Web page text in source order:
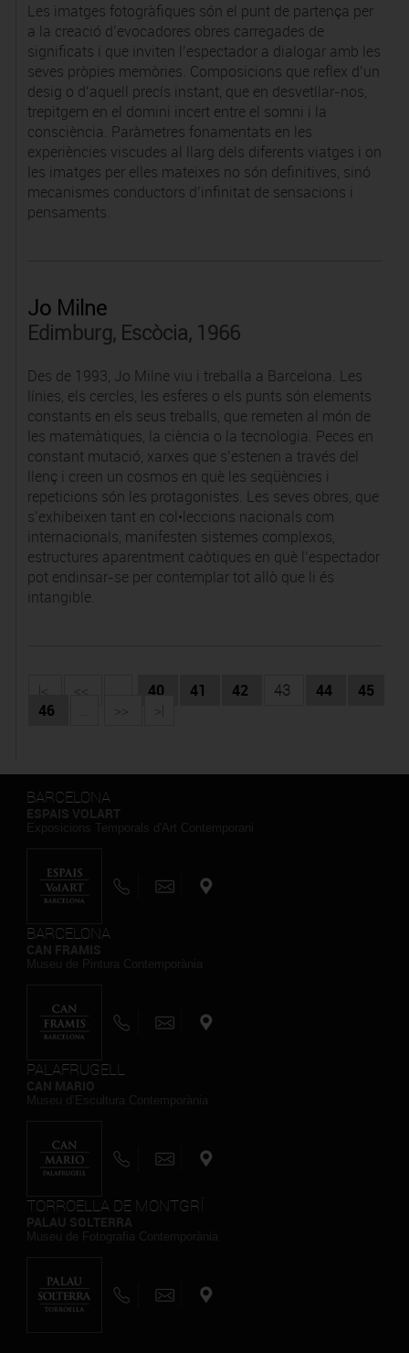
Les imatges fotogràfiques són el punt de partença per
a la creació d’evocadores obres carregades de
significats i que inviten l’espectador a dialogar amb les
seves pròpies memòries. Composicions que reflex d’un
desig o d’aquell precís instant, que en desvetllar-nos,
trepitgem en el domini incert entre el somni i la
consciència. Paràmetres fonamentats en les
experiències viscudes al llarg dels diferents viatges i on
les imatges per elles mateixes no són definitives, sinó
mecanismes conductors d’infinitat de sensacions i
pensaments.
Jo Milne
Edimburg, Escòcia, 1966
Des de 1993, Jo Milne viu i treballa a Barcelona. Les
línies, els cercles, les esferes o els punts són elements
constants en els seus treballs, que remeten al món de
les matemàtiques, la ciència o la tecnologia. Peces en
constant mutació, xarxes que s’estenen a través del
llenç i creen un cosmos en què les seqüències i
repeticions són les protagonistes. Les seves obres, que
s’exhibeixen tant en col•leccions nacionals com
internacionals, manifesten sistemes complexos,
estructures aparentment caòtiques en què l’espectador
pot endinsar-se per contemplar tot allò que li és
intangible.
|< << 40 41 42 43 44
45
46
... >> >|
BARCELONA
BARCELONA
PALAFRUGELL
TORROELLA DE MONTGRÍ